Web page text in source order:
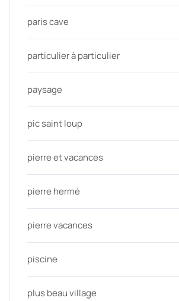
paris cave
particulier à particulier
paysage
pic saint loup
pierre et vacances
pierre hermé
pierre vacances
piscine
plus beau village